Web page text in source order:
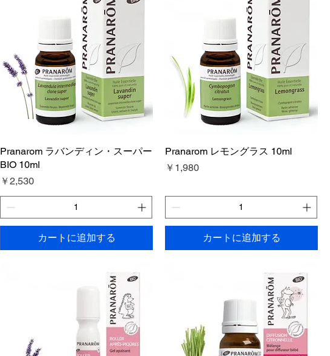
Pranarom ラバンディン・スーパー
BIO 10ml
価格
￥2,530
カートに追加する
Pranarom レモングラス 10ml
価格
￥1,980
カートに追加する